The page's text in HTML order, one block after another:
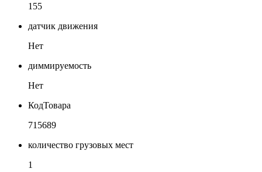
155
датчик движения
Нет
диммируемость
Нет
КодТовара
715689
количество грузовых мест
1